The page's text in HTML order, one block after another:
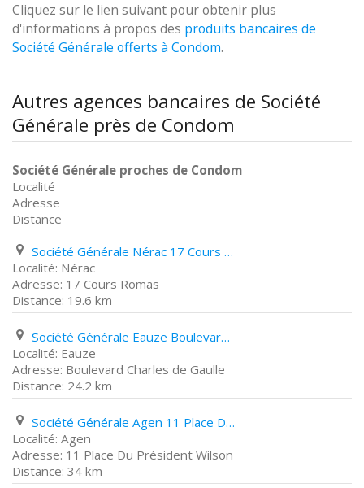
Cliquez sur le lien suivant pour obtenir plus
d'informations à propos des produits bancaires de
Société Générale offerts à Condom.
Autres agences bancaires de Société
Générale près de Condom
Société Générale proches de Condom
Localité
Adresse
Distance
Société Générale Nérac 17 Cours Romas
Nérac
17 Cours Romas
19.6 km
Société Générale Eauze Boulevard Charles de Gaulle
Eauze
Boulevard Charles de Gaulle
24.2 km
Société Générale Agen 11 Place Du Président Wilson
Agen
11 Place Du Président Wilson
34 km